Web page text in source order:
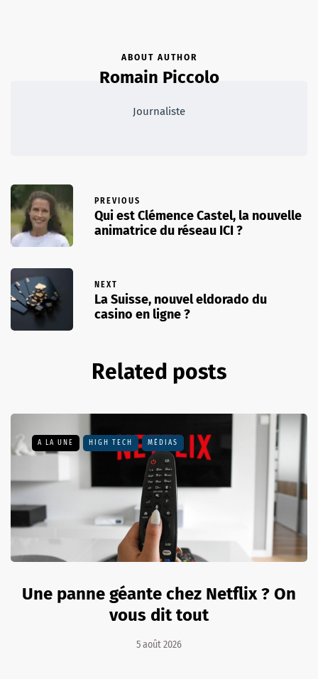
ABOUT AUTHOR
Romain Piccolo
Journaliste
PREVIOUS
Qui est Clémence Castel, la nouvelle
animatrice du réseau ICI ?
NEXT
La Suisse, nouvel eldorado du
casino en ligne ?
Related posts
A LA UNE HIGH TECH MÉDIAS
Une panne géante chez Netflix ? On
vous dit tout
5 août 2026